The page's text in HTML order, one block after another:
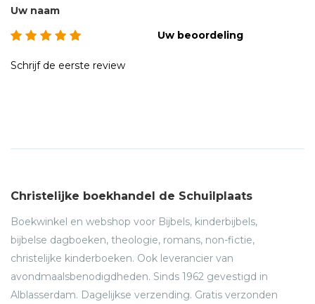
Uw naam
Uw beoordeling
Schrijf de eerste review
Christelijke boekhandel de Schuilplaats
Boekwinkel en webshop voor Bijbels, kinderbijbels,
bijbelse dagboeken, theologie, romans, non-fictie,
christelijke kinderboeken. Ook leverancier van
avondmaalsbenodigdheden. Sinds 1962 gevestigd in
Alblasserdam. Dagelijkse verzending. Gratis verzonden